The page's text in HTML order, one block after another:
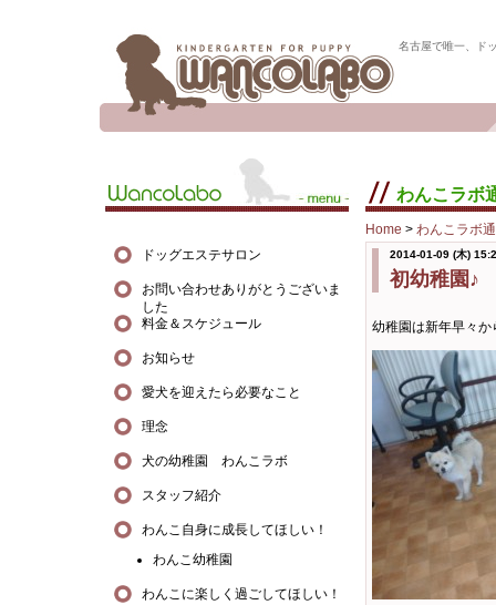
名古屋で唯一、ド
わんこラボ
Home > わんこラボ
2014-01-09 (木)
初幼稚園♪
幼稚園は新年早々
ドッグエステサロン
お問い合わせありがとうございま
した
料金＆スケジュール
お知らせ
愛犬を迎えたら必要なこと
理念
犬の幼稚園 わんこラボ
スタッフ紹介
わんこ自身に成長してほしい！
わんこ幼稚園
わんこに楽しく過ごしてほしい！